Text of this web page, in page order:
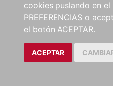
cookies puslando en el
PREFERENCIAS o
el botón ACEPTAR.
ACEPTAR